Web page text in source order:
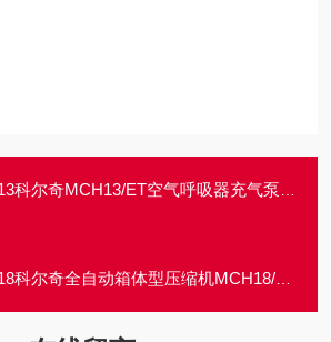
科尔奇MCH13/ET空气呼吸器充气泵压缩机
尔奇全自动箱体型压缩机MCH18/ET COMPACT